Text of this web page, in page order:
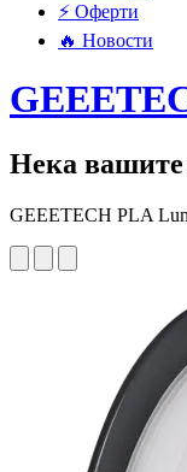
⚡ Оферти
🔥 Новости
Нека вашите
GEEETECH PLA